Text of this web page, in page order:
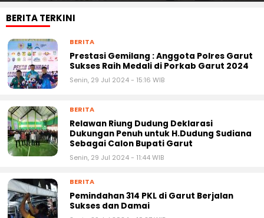
BERITA TERKINI
BERITA
Prestasi Gemilang : Anggota Polres Garut
Sukses Raih Medali di Porkab Garut 2024
Senin, 29 Jul 2024 - 15:16 WIB
BERITA
Relawan Riung Dudung Deklarasi
Dukungan Penuh untuk H.Dudung Sudiana
Sebagai Calon Bupati Garut
Senin, 29 Jul 2024 - 11:44 WIB
BERITA
Pemindahan 314 PKL di Garut Berjalan
Sukses dan Damai